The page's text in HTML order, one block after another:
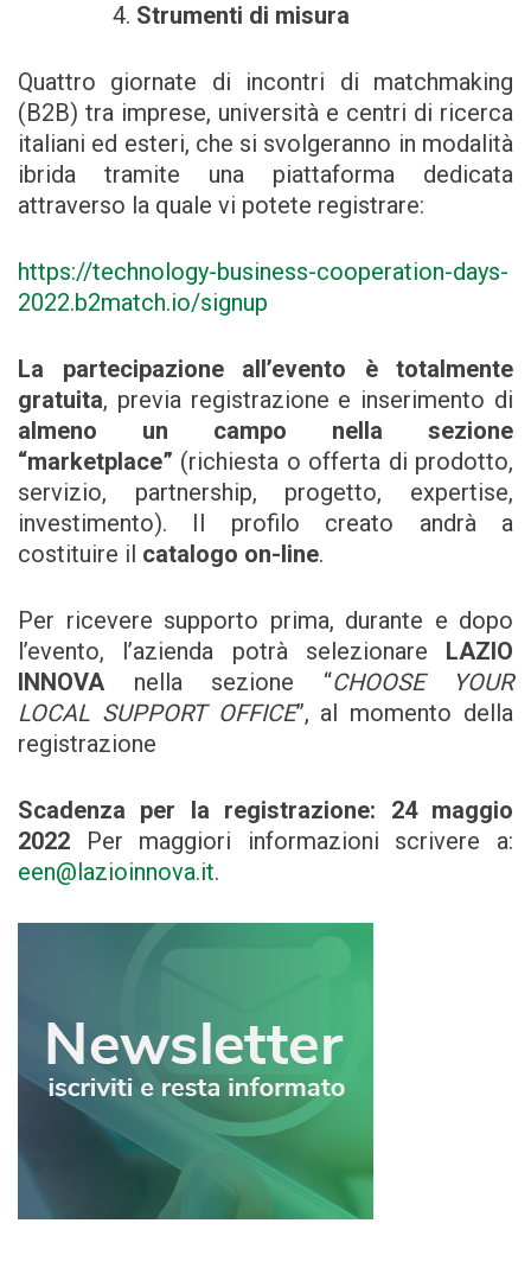
Strumenti di misura
Quattro giornate di incontri di matchmaking
(B2B) tra imprese, università e centri di ricerca
italiani ed esteri, che si svolgeranno in modalità
ibrida tramite una piattaforma dedicata
attraverso la quale vi potete registrare:
https://technology-business-cooperation-days-
2022.b2match.io/signup
La partecipazione all’evento è totalmente
gratuita, previa registrazione e inserimento di
almeno un campo nella sezione
“marketplace” (richiesta o offerta di prodotto,
servizio, partnership, progetto, expertise,
investimento). Il profilo creato andrà a
costituire il catalogo on-line.
Per ricevere supporto prima, durante e dopo
l’evento, l’azienda potrà selezionare LAZIO
INNOVA nella sezione “CHOOSE YOUR
LOCAL SUPPORT OFFICE”, al momento della
registrazione
Scadenza per la registrazione: 24 maggio
2022 Per maggiori informazioni scrivere a:
een@lazioinnova.it.